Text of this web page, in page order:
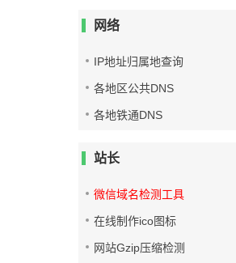
网络
IP地址归属地查询
各地区公共DNS
各地铁通DNS
站长
微信域名检测工具
在线制作ico图标
网站Gzip压缩检测